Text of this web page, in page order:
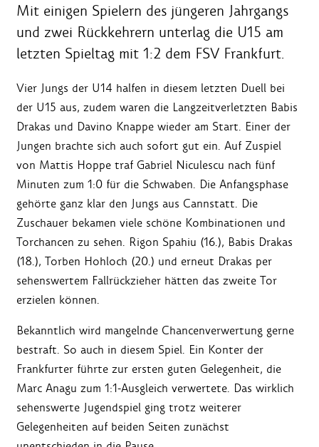
Mit einigen Spielern des jüngeren Jahrgangs
und zwei Rückkehrern unterlag die U15 am
letzten Spieltag mit 1:2 dem FSV Frankfurt.
Vier Jungs der U14 halfen in diesem letzten Duell bei
der U15 aus, zudem waren die Langzeitverletzten Babis
Drakas und Davino Knappe wieder am Start. Einer der
Jungen brachte sich auch sofort gut ein. Auf Zuspiel
von Mattis Hoppe traf Gabriel Niculescu nach fünf
Minuten zum 1:0 für die Schwaben. Die Anfangsphase
gehörte ganz klar den Jungs aus Cannstatt. Die
Zuschauer bekamen viele schöne Kombinationen und
Torchancen zu sehen. Rigon Spahiu (16.), Babis Drakas
(18.), Torben Hohloch (20.) und erneut Drakas per
sehenswertem Fallrückzieher hätten das zweite Tor
erzielen können.
Bekanntlich wird mangelnde Chancenverwertung gerne
bestraft. So auch in diesem Spiel. Ein Konter der
Frankfurter führte zur ersten guten Gelegenheit, die
Marc Anagu zum 1:1-Ausgleich verwertete. Das wirklich
sehenswerte Jugendspiel ging trotz weiterer
Gelegenheiten auf beiden Seiten zunächst